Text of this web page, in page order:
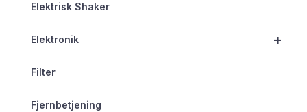
Elektrisk Shaker
+
Elektronik
Filter
Fjernbetjening